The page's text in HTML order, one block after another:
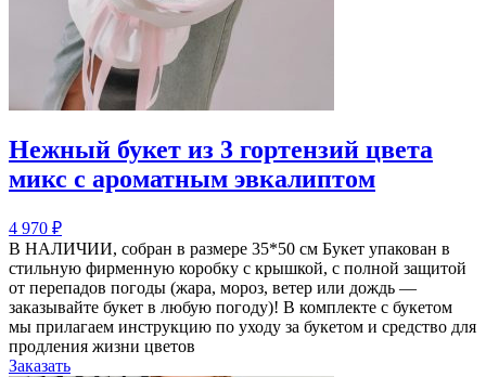
Нежный букет из 3 гортензий цвета
микс с ароматным эвкалиптом
4 970 ₽
В НАЛИЧИИ, собран в размере 35*50 см Букет упакован в
стильную фирменную коробку с крышкой, с полной защитой
от перепадов погоды (жара, мороз, ветер или дождь —
заказывайте букет в любую погоду)! В комплекте с букетом
мы прилагаем инструкцию по уходу за букетом и средство для
продления жизни цветов
Заказать